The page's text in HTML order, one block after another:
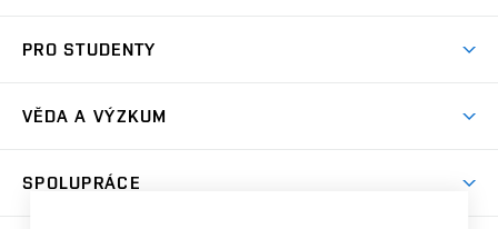
Koleje
Sport na VUT
Dny otevřených dveří
Celoživotní vzdělávání
PRO STUDENTY
Harmonogram akademického roku
Závěrečné práce
Zpracování osobních údajů studentů
Sociální bezpečí
Studium bez bariér
VĚDA A VÝZKUM
SPOLUPRÁCE